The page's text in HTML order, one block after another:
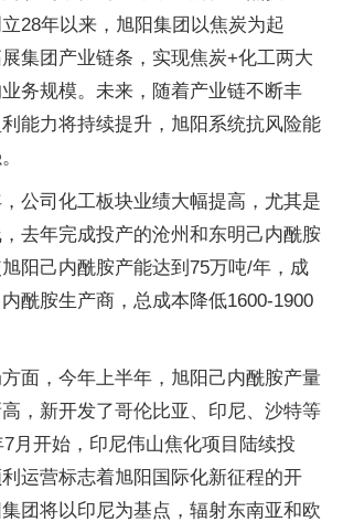
28年以来，旭阳集团以焦炭为起
集团产业链条，实现焦炭+化工两大
务规模。未来，随着产业链不断丰
能力将持续提升，旭阳系统抗风险能
公司化工板块业绩大幅提高，尤其是
去年完成投产的沧州和东明己内酰胺
阳己内酰胺产能达到75万吨/年，成
酰胺生产商，总成本降低1600-1900
面，今年上半年，旭阳己内酰胺产量
，新开发了哥伦比亚、印尼、沙特等
7月开始，印尼伟山焦化项目陆续投
运营标志着旭阳国际化新征程的开
团将以印尼为基点，辐射东南亚和欧